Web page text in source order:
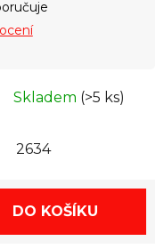
Skladem (>5 ks)
2634
DO KOŠÍKU